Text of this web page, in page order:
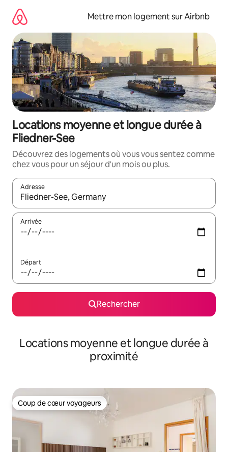
directement
contenu
Mettre mon logement sur Airbnb
Locations moyenne et longue durée à
Fliedner-See
Découvrez des logements où vous vous sentez comme
chez vous pour un séjour d'un mois ou plus.
Adresse
Lorsque les résultats s'affichent, utilisez les flèches vers le
Arrivée
Départ
Rechercher
Locations moyenne et longue durée à
proximité
Coup de cœur voyageurs
Coup de cœur voyageurs